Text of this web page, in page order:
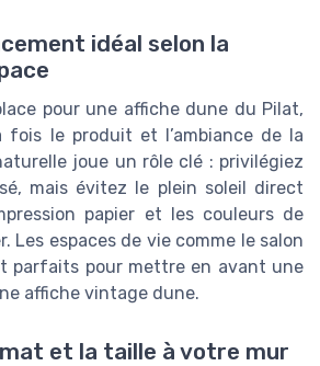
idéal selon la
pour une affiche dune du Pilat,
fois le produit et l’ambiance de la
joue un rôle clé : privilégiez
mais évitez le plein soleil direct
papier et les couleurs de
Les espaces de vie comme le salon
parfaits pour mettre en avant une
affiche vintage dune.
et la taille à votre mur